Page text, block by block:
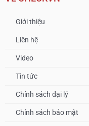
Giới thiệu
Liên hệ
Video
Tin tức
Chính sách đại lý
Chính sách bảo mật